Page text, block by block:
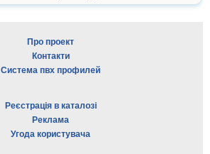
Про проект
Контакти
Система пвх профилей
Реєстрація в каталозі
Реклама
Угода користувача